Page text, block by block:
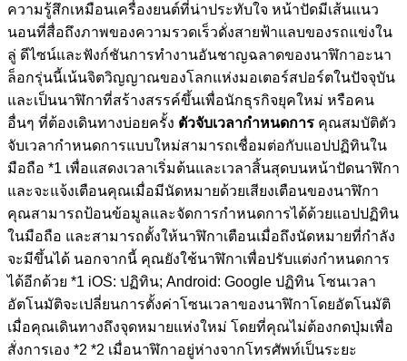
ความรู้สึกเหมือนเครื่องยนต์ที่น่าประทับใจ หน้าปัดมีเส้นแนว
นอนที่สื่อถึงภาพของความรวดเร็วดั่งสายฟ้าแลบของรถแข่งใน
ลู่ ดีไซน์และฟังก์ชันการทำงานอันชาญฉลาดของนาฬิกาอะนา
ล็อกรุ่นนี้เน้นจิตวิญญาณของโลกแห่งมอเตอร์สปอร์ตในปัจจุบัน
และเป็นนาฬิกาที่สร้างสรรค์ขึ้นเพื่อนักธุรกิจยุคใหม่ หรือคน
อื่นๆ ที่ต้องเดินทางบ่อยครั้ง ตัวจับเวลากำหนดการ คุณสมบัติตัว
จับเวลากำหนดการแบบใหม่สามารถเชื่อมต่อกับแอปปฏิทินใน
มือถือ *1 เพื่อแสดงเวลาเริ่มต้นและเวลาสิ้นสุดบนหน้าปัดนาฬิกา
และจะแจ้งเตือนคุณเมื่อมีนัดหมายด้วยเสียงเตือนของนาฬิกา
คุณสามารถป้อนข้อมูลและจัดการกำหนดการได้ด้วยแอปปฏิทิน
ในมือถือ และสามารถตั้งให้นาฬิกาเตือนเมื่อถึงนัดหมายที่กำลัง
จะมีขึ้นได้ นอกจากนี้ คุณยังใช้นาฬิกาเพื่อปรับแต่งกำหนดการ
ได้อีกด้วย *1 iOS: ปฏิทิน; Android: Google ปฏิทิน โซนเวลา
อัตโนมัติจะเปลี่ยนการตั้งค่าโซนเวลาของนาฬิกาโดยอัตโนมัติ
เมื่อคุณเดินทางถึงจุดหมายแห่งใหม่ โดยที่คุณไม่ต้องกดปุ่มเพื่อ
สั่งการเอง *2 *2 เมื่อนาฬิกาอยู่ห่างจากโทรศัพท์เป็นระยะ